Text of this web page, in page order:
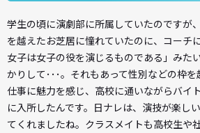
学生の頃に演劇部に所属していたのですが
を越えたお芝居に憧れていたのに、コーチ
女子は女子の役を演じるものである」みた
かりして･･･。それもあって性別などの枠
仕事に魅力を感じ、高校に通いながらバイ
に入所したんです。日ナレは、演技が楽し
てくれましたね。クラスメイトも高校生や